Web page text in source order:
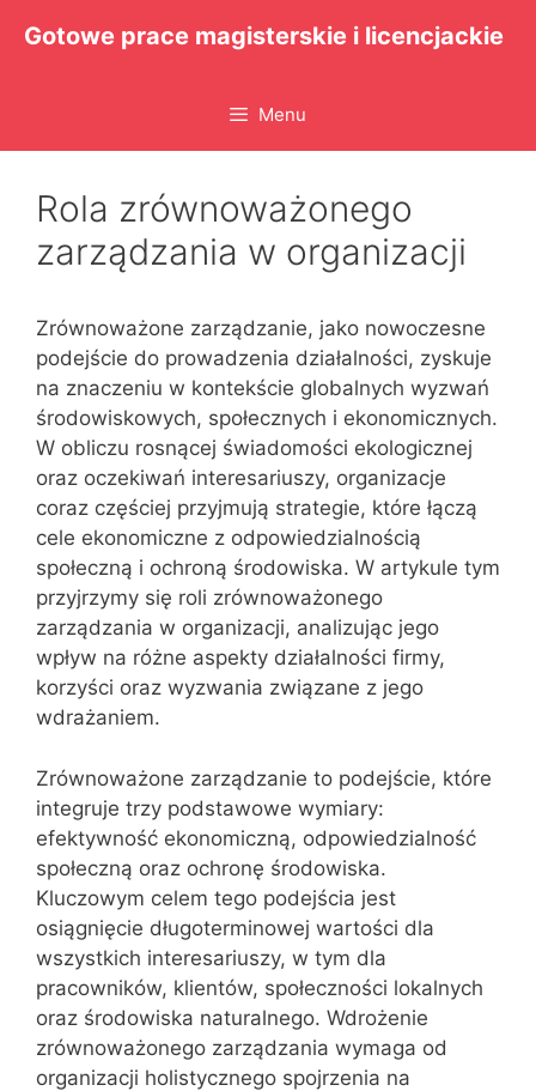
Gotowe prace magisterskie i licencjackie
Menu
Rola zrównoważonego
zarządzania w organizacji
Zrównoważone zarządzanie, jako nowoczesne
podejście do prowadzenia działalności, zyskuje
na znaczeniu w kontekście globalnych wyzwań
środowiskowych, społecznych i ekonomicznych.
W obliczu rosnącej świadomości ekologicznej
oraz oczekiwań interesariuszy, organizacje
coraz częściej przyjmują strategie, które łączą
cele ekonomiczne z odpowiedzialnością
społeczną i ochroną środowiska. W artykule tym
przyjrzymy się roli zrównoważonego
zarządzania w organizacji, analizując jego
wpływ na różne aspekty działalności firmy,
korzyści oraz wyzwania związane z jego
wdrażaniem.
Zrównoważone zarządzanie to podejście, które
integruje trzy podstawowe wymiary:
efektywność ekonomiczną, odpowiedzialność
społeczną oraz ochronę środowiska.
Kluczowym celem tego podejścia jest
osiągnięcie długoterminowej wartości dla
wszystkich interesariuszy, w tym dla
pracowników, klientów, społeczności lokalnych
oraz środowiska naturalnego. Wdrożenie
zrównoważonego zarządzania wymaga od
organizacji holistycznego spojrzenia na